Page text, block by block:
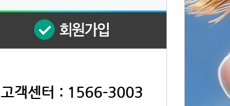
고객센터 : 1566-3003